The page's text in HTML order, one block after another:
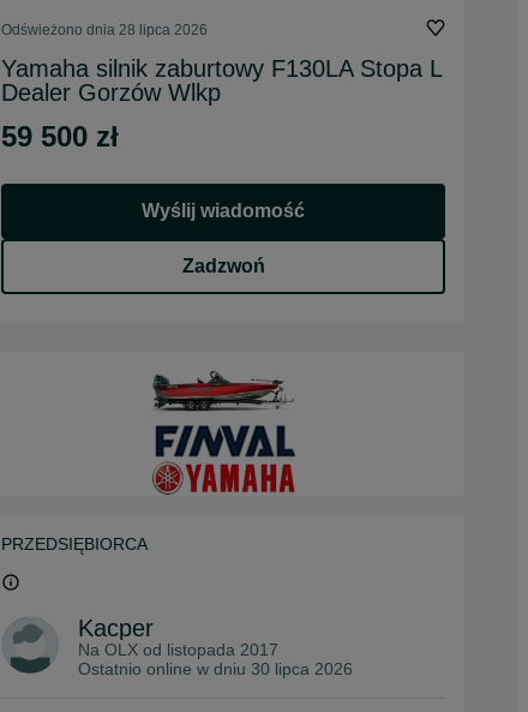
Odświeżono dnia 28 lipca 2026
Yamaha silnik zaburtowy F130LA Stopa L
Dealer Gorzów Wlkp
59 500 zł
Wyślij wiadomość
Zadzwoń
PRZEDSIĘBIORCA
Kacper
Na OLX od listopada 2017
Ostatnio online w dniu 30 lipca 2026